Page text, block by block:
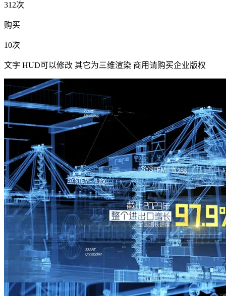
312次
购买
10次
文字 HUD可以修改 其它为三维渲染 商用请购买企业版权